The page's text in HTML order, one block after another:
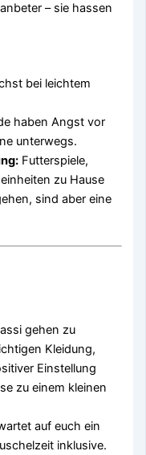
– sie hassen
bei leichtem
haben Angst vor
unterwegs.
Futterspiele,
zu Hause
sind aber eine
gehen zu
Kleidung,
Einstellung
zu einem kleinen
auf euch ein
inklusive.